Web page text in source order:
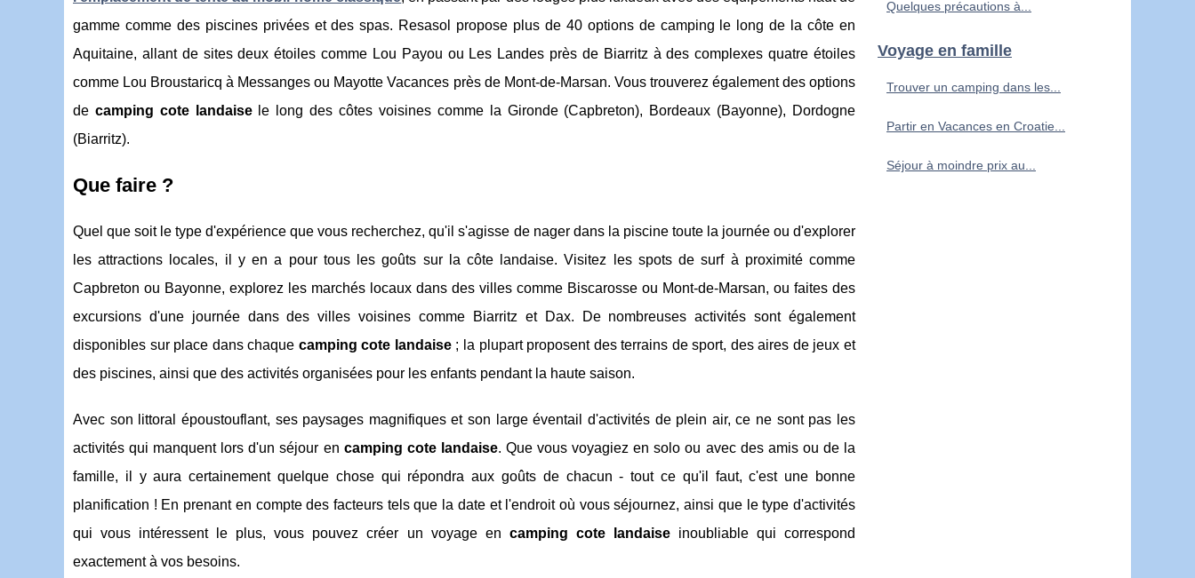
gamme comme des piscines privées et des spas. Resasol propose plus de 40 options de camping le long de la côte en
Aquitaine, allant de sites deux étoiles comme Lou Payou ou Les Landes près de Biarritz à des complexes quatre étoiles
comme Lou Broustaricq à Messanges ou Mayotte Vacances près de Mont-de-Marsan. Vous trouverez également des options
de camping cote landaise le long des côtes voisines comme la Gironde (Capbreton), Bordeaux (Bayonne), Dordogne
(Biarritz).
Que faire ?
Quel que soit le type d'expérience que vous recherchez, qu'il s'agisse de nager dans la piscine toute la journée ou d'explorer
les attractions locales, il y en a pour tous les goûts sur la côte landaise. Visitez les spots de surf à proximité comme
Capbreton ou Bayonne, explorez les marchés locaux dans des villes comme Biscarosse ou Mont-de-Marsan, ou faites des
excursions d'une journée dans des villes voisines comme Biarritz et Dax. De nombreuses activités sont également
disponibles sur place dans chaque camping cote landaise ; la plupart proposent des terrains de sport, des aires de jeux et
des piscines, ainsi que des activités organisées pour les enfants pendant la haute saison.
Avec son littoral époustouflant, ses paysages magnifiques et son large éventail d'activités de plein air, ce ne sont pas les
activités qui manquent lors d'un séjour en camping cote landaise. Que vous voyagiez en solo ou avec des amis ou de la
famille, il y aura certainement quelque chose qui répondra aux goûts de chacun - tout ce qu'il faut, c'est une bonne
planification ! En prenant en compte des facteurs tels que la date et l'endroit où vous séjournez, ainsi que le type d'activités
qui vous intéressent le plus, vous pouvez créer un voyage en camping cote landaise inoubliable qui correspond
exactement à vos besoins.
Quelques précautions à...
Voyage en famille
Trouver un camping dans les...
Partir en Vacances en Croatie...
Séjour à moindre prix au...